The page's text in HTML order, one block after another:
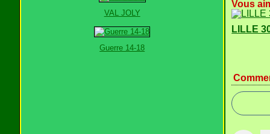
VAL JOLY
Guerre 14-18
Vous
LILLE